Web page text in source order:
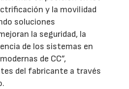
y la movilidad
soluciones
la seguridad, la
de los sistemas en
de CC”,
del fabricante a través